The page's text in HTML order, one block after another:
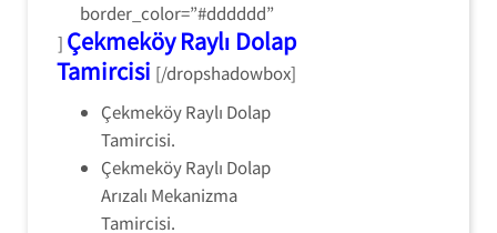
border_color=”#dddddd”
] Çekmeköy Raylı Dolap
Tamircisi [/dropshadowbox]
Çekmeköy Raylı Dolap
Tamircisi.
Çekmeköy Raylı Dolap
Arızalı Mekanizma
Tamircisi.